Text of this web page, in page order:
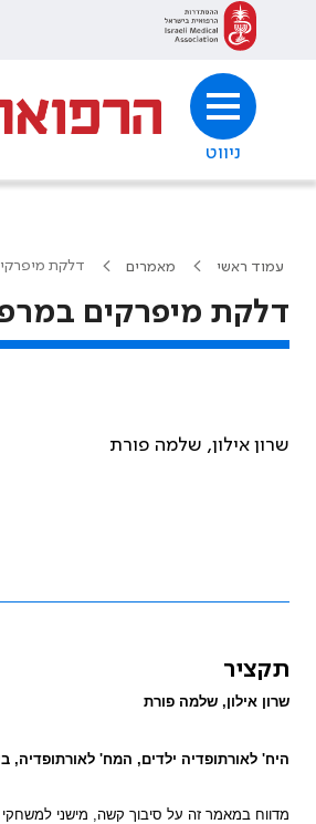
ניווט
עמוד ראשי מאמרים דלקת
דלקת מיפרקים
שרון אילון, שלמה פורת
תקציר
שרון אילון, שלמה פורת
היח' לאורתופדיה ילדים, המח' לאורתופדיה,